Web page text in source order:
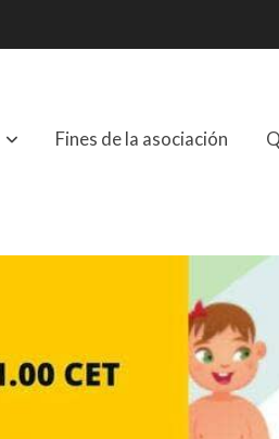
Fines de la asociación